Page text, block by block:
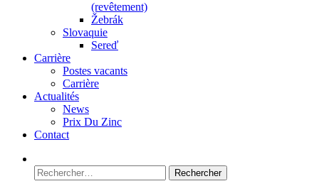
(revêtement)
Žebrák
Slovaquie
Sereď
Carrière
Postes vacants
Carrière
Actualités
News
Prix Du Zinc
Contact
Rechercher :